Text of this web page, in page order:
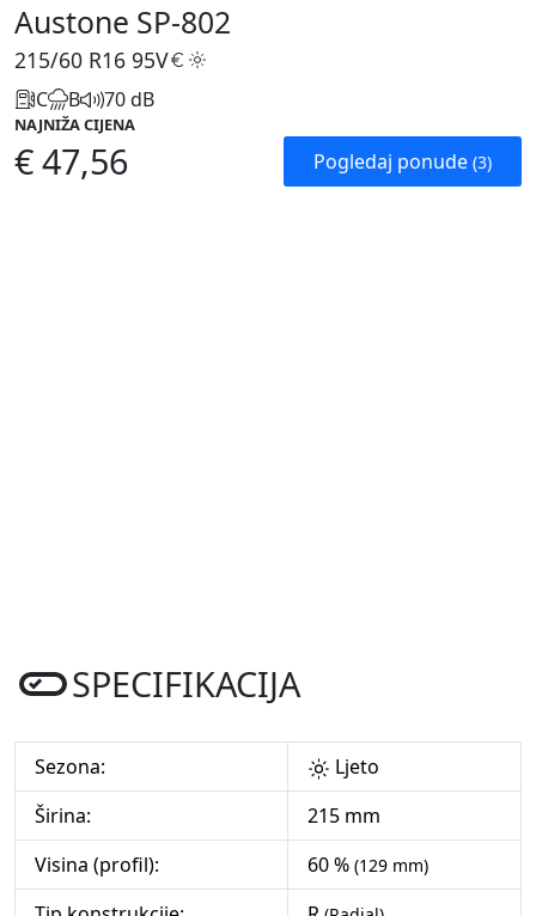
Austone SP-802
215/60 R16 95V
C B 70 dB
NAJNIŽA CIJENA
€ 47,56 Pogledaj ponude (3)
SPECIFIKACIJA
Sezona:
Ljeto
Širina:
215 mm
Visina (profil):
60 % (129 mm)